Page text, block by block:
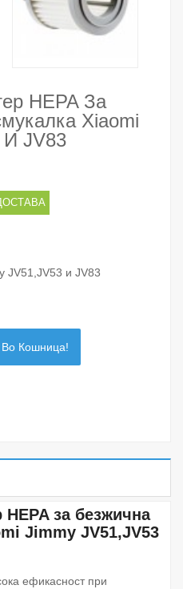
HEPA За
Xiaomi
И JV83
JV51,JV53 и JV83
Во Кошница!
за безжична
Jimmy JV51,JV53
ефикасност при